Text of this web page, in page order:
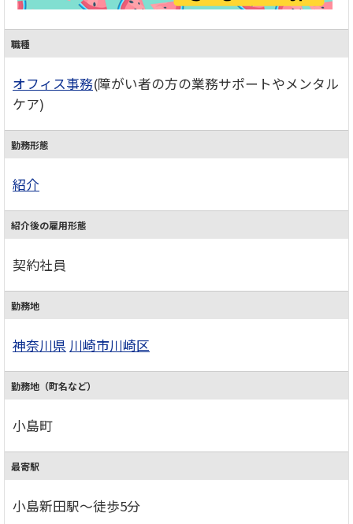
職種
オフィス事務(障がい者の方の業務サポートやメンタル
ケア)
勤務形態
紹介
紹介後の雇用形態
契約社員
勤務地
神奈川県 川崎市川崎区
勤務地（町名など）
小島町
最寄駅
小島新田駅～徒歩5分